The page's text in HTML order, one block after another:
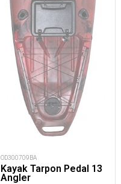
OD300709BA
Kayak Tarpon Pedal 13
Angler